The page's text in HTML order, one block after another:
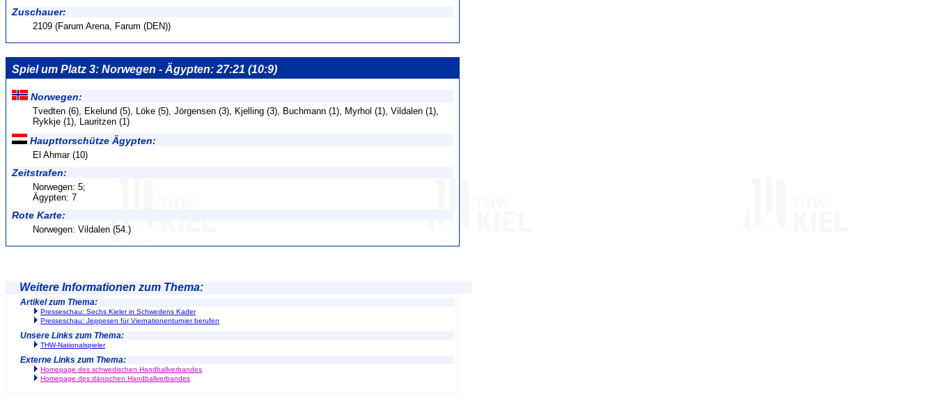
Zuschauer:
2109 (Farum Arena, Farum (DEN))
Spiel um Platz 3: Norwegen - Ägypten: 27:21 (10:9)
Norwegen:
Tvedten (6), Ekelund (5), Löke (5), Jörgensen (3), Kjelling (3), Buchmann (1), Myrhol (1), Vildalen (1),
Rykkje (1), Lauritzen (1)
Haupttorschütze Ägypten:
El Ahmar (10)
Zeitstrafen:
Norwegen: 5;
Ägypten: 7
Rote Karte:
Norwegen: Vildalen (54.)
Weitere Informationen zum Thema:
Artikel zum Thema:
Presseschau: Sechs Kieler in Schwedens Kader
Presseschau: Jeppesen für Viernationenturnier berufen
Unsere Links zum Thema:
THW-Nationalspieler
Externe Links zum Thema:
Homepage des schwedischen Handballverbandes
Homepage des dänischen Handballverbandes